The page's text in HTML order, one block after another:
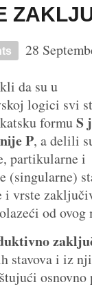
28
da su u
logici svi
formuS
P, a delili
partikularne i
(singularne)
vrste
od ovog
stavova i iz